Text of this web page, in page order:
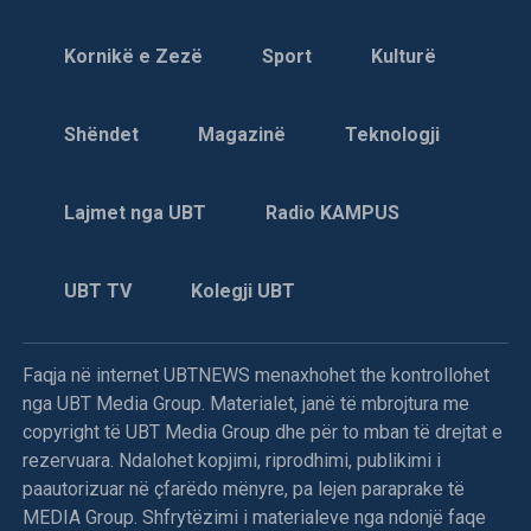
Mbrëmë në orën 18,35, avionët e NATO-s me kërkesën e
Igman, që shtrihet në zonën e ndaluar prej 20 km, në
Bruksel.
të serbëve të Bosnjës, që kohëve të fundit i përsëritën
helmetkaltërit ukrainas t’u dorëzojnë një tank T-55, dy qerre
të blinduara M-0, një bateri topash kundërajror dhe dy tri
orë më vonë e sulmuan helikopterin “Puma” të kontigjentit
francez, që kërkonte materialin e “vjedhur”.
Në bombardimet e NATO-s ndaj pozicioneve serbe morën
Kornikë e Zezë Sport Kulturë
Shëndet Magazinë Teknologji
Lajmet nga UBT Radio KAMPUS
UBT TV Kolegji UBT
Faqja në internet UBTNEWS menaxhohet the kontrollohet
nga UBT Media Group. Materialet, janë të mbrojtura me
copyright të UBT Media Group dhe për to mban të drejtat e
rezervuara. Ndalohet kopjimi, riprodhimi, publikimi i
paautorizuar në çfarëdo mënyre, pa lejen paraprake të
MEDIA Group. Shfrytëzimi i materialeve nga ndonjë faqe